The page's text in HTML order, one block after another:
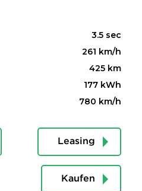
3.5 sec
261 km/h
425 km
177 kWh
780 km/h
Leasing
Kaufen